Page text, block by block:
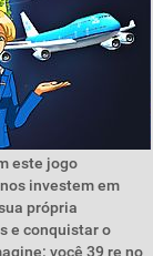
este jogo
investem em
própria
e conquistar o
você 39 re no